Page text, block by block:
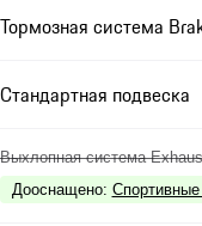
Тормозная система
Стандартная подвеска
Выхлопная система
Дооснащено: